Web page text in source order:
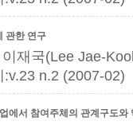
관한 연구
재국(Lee Jae-
n.2 (2007-02)
에서 참여주체의 관계구도